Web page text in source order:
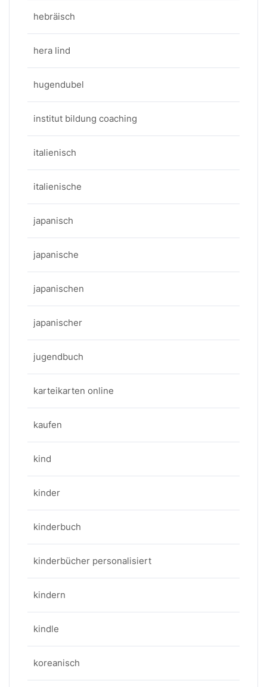
hebräisch
hera lind
hugendubel
institut bildung coaching
italienisch
italienische
japanisch
japanische
japanischen
japanischer
jugendbuch
karteikarten online
kaufen
kind
kinder
kinderbuch
kinderbücher personalisiert
kindern
kindle
koreanisch